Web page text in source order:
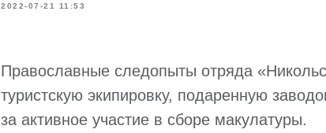
2022-07-21 11:53
Православные следопыты отряда
туристскую экипировку, подаренную
за активное участие в сборе макулатуры.